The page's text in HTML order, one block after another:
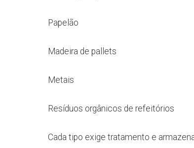
Papelão
Madeira de pallets
Metais
Resíduos orgânicos de refeitórios
Cada tipo exige tratamento e